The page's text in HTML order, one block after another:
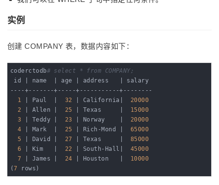
实例
创建 COMPANY 表，数据内容如下：
coderctodb# select * from COMPANY;
id
| name  | age | address   |
salary
----+-------+-----+-----------+--------
1
| Paul  | 32 | California|
20000
2
| Allen | 25 | Texas     |
15000
3
| Teddy | 23 | Norway    |
20000
4
| Mark  | 25 | Rich-Mond |
65000
5
| David | 27 | Texas     |
85000
6
| Kim   | 22 | South-Hall|
45000
7
| James | 24 | Houston   |
10000
(7 rows)